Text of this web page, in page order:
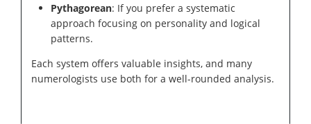
Pythagorean: If you prefer a systematic
approach focusing on personality and logical
patterns.
Each system offers valuable insights, and many
numerologists use both for a well-rounded analysis.